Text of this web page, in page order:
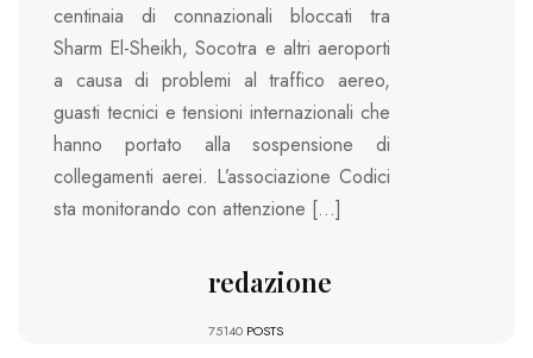
centinaia di connazionali bloccati tra
Sharm El-Sheikh, Socotra e altri aeroporti
a causa di problemi al traffico aereo,
guasti tecnici e tensioni internazionali che
hanno portato alla sospensione di
collegamenti aerei. L’associazione Codici
sta monitorando con attenzione […]
redazione
75140 POSTS